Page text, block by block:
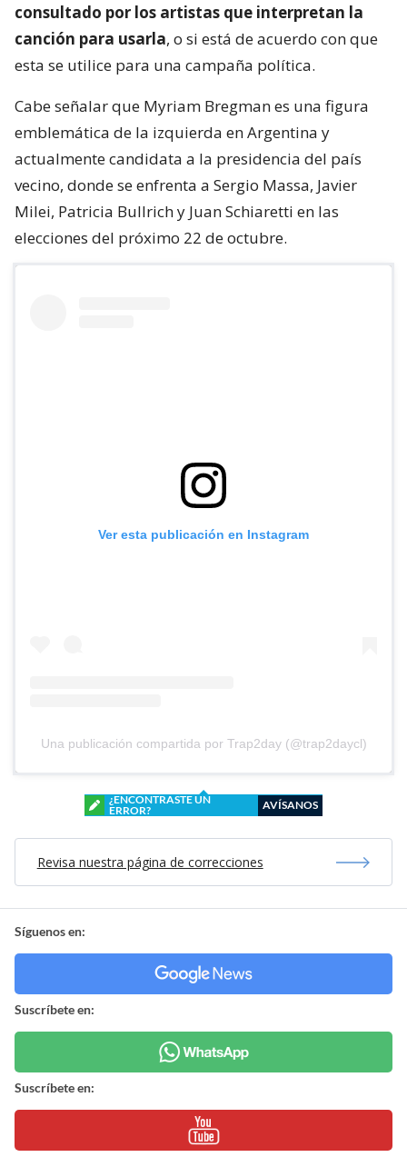
consultado por los artistas que interpretan la
canción para usarla, o si está de acuerdo con que
esta se utilice para una campaña política.
Cabe señalar que Myriam Bregman es una figura
emblemática de la izquierda en Argentina y
actualmente candidata a la presidencia del país
vecino, donde se enfrenta a Sergio Massa, Javier
Milei, Patricia Bullrich y Juan Schiaretti en las
elecciones del próximo 22 de octubre.
Ver esta publicación en Instagram
Una publicación compartida por Trap2day (@trap2daycl)
¿ENCONTRASTE UN
ERROR?
AVÍSANOS
Revisa nuestra página de correcciones
Síguenos en:
Suscríbete en:
Suscríbete en: